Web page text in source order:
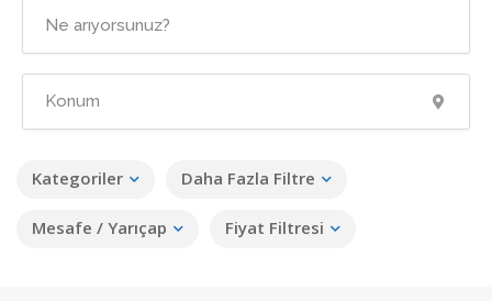
Kategoriler Daha Fazla Filtre
Mesafe / Yarıçap Fiyat Filtresi